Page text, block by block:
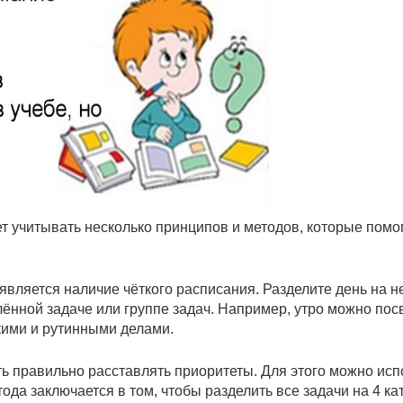
несколько принципов и методов, которые
наличие чёткого расписания. Разделите день на
задаче или группе задач. Например, утро можно
и рутинными делами.
расставлять приоритеты. Для этого можно
заключается в том, чтобы разделить все задачи на 4